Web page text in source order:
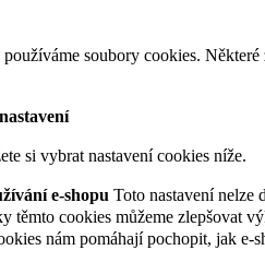
soubory cookies.
si vybrat nastavení cookies níže.
e-shopu Toto nastavení nelze
těmto cookies můžeme zlepšovat
nám pomáhají pochopit, jak e-